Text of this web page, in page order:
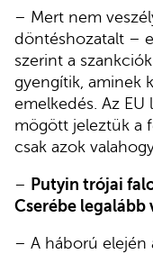
– Mert nem
döntéshozatalt –
szerint a
gyengítik, aminek
emelkedés. Az EU
mögött jeleztük a
csak azok
– Putyin trójai
Cserébe legalább
– A háború elején